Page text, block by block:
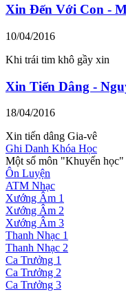
Xin Đến Với Con -
10/04/2016
Khi trái tim khô gầy xin
Xin Tiến Dâng -
18/04/2016
Xin tiến dâng Gia-vê
Ghi Danh Khóa Học
Một số môn "Khuyến học"
Ôn Luyện
ATM Nhạc
Xướng Âm 1
Xướng Âm 2
Xướng Âm 3
Thanh Nhạc 1
Thanh Nhạc 2
Ca Trưởng 1
Ca Trưởng 2
Ca Trưởng 3